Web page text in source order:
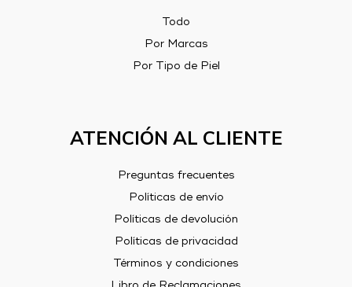
Todo
Por Marcas
Por Tipo de Piel
ATENCIÓN AL CLIENTE
Preguntas frecuentes
Políticas de envío
Políticas de devolución
Políticas de privacidad
Términos y condiciones